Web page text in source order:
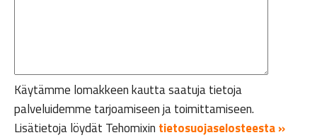
Käytämme lomakkeen kautta saatuja tietoja
palveluidemme tarjoamiseen ja toimittamiseen.
Lisätietoja löydät Tehomixin tietosuojaselosteesta »